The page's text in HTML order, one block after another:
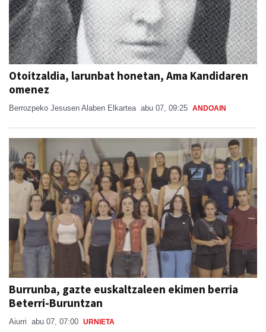
Otoitzaldia, larunbat honetan, Ama Kandidaren
omenez
Berrozpeko Jesusen Alaben Elkartea abu 07, 09:25 ANDOAIN
Burrunba, gazte euskaltzaleen ekimen berria
Beterri-Buruntzan
Aiurri abu 07, 07:00 URNIETA